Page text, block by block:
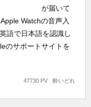
が届いて
Watchの音声入
語で日本語を認識し
のサポートサイトを
酔いどれ
47730 PV